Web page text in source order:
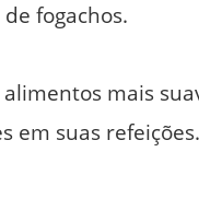
fogachos.
mais
em suas refeições.